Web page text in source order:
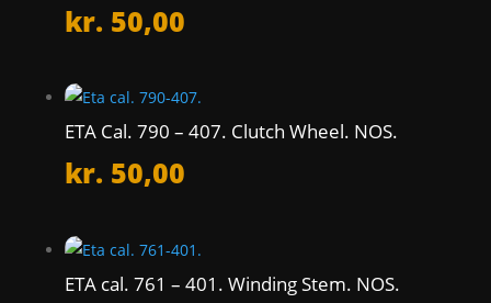
kr. 50,00
ETA Cal. 790 – 407. Clutch Wheel. NOS.
kr. 50,00
ETA cal. 761 – 401. Winding Stem. NOS.